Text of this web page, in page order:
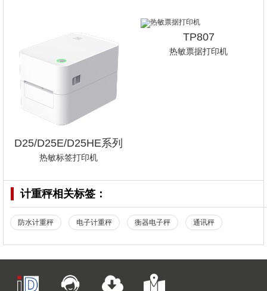
D25/D25E/D25HE系列
热敏标签打印机
TP807
热敏票据打印机
计重秤相关标签：
防水计重秤 电子计重秤 衡器电子秤 通讯秤